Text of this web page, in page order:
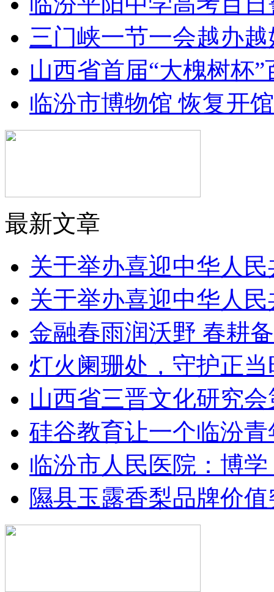
三门峡一节一会越办越
山西省首届“大槐树杯
临汾市博物馆 恢复开
最新文章
关于举办喜迎中华人
关于举办喜迎中华人
金融春雨润沃野 春耕
灯火阑珊处，守护正
山西省三晋文化研究
硅谷教育让一个临汾
临汾市人民医院：博
隰县玉露香梨品牌价